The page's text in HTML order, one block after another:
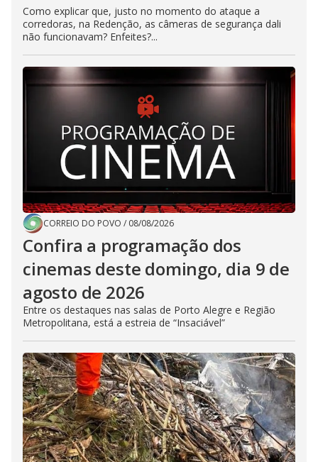
Como explicar que, justo no momento do ataque a
corredoras, na Redenção, as câmeras de segurança dali
não funcionavam? Enfeites?...
CORREIO DO POVO / 08/08/2026
Confira a programação dos
cinemas deste domingo, dia 9 de
agosto de 2026
Entre os destaques nas salas de Porto Alegre e Região
Metropolitana, está a estreia de “Insaciável”